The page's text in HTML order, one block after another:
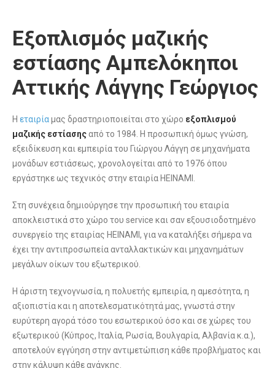
Εξοπλισμός μαζικής
εστίασης Αμπελόκηποι
Αττικής Λάγγης Γεώργιος
Η εταιρίαμας δραστηριοποιείται στο χώρο εξοπλισμού
μαζικής εστίασηςαπό το 1984. Η προσωπική όμως γνώση,
εξειδίκευση και εμπειρία του Γιώργου Λάγγη σε μηχανήματα
μονάδων εστιάσεως, χρονολογείται από το 1976 όπου
εργάστηκε ως τεχνικός στην εταιρία HEINAMI.
Στη συνέχεια δημιούργησε την προσωπική του εταιρία
αποκλειστικά στο χώρο του service και σαν εξουσιοδοτημένο
συνεργείο της εταιρίας HEINAMI, για να καταλήξει σήμερα να
έχει την αντιπροσωπεία ανταλλακτικών και μηχανημάτων
μεγάλων οίκων του εξωτερικού.
Η άριστη τεχνογνωσία, η πολυετής εμπειρία, η αμεσότητα, η
αξιοπιστία και η αποτελεσματικότητά μας, γνωστά στην
ευρύτερη αγορά τόσο του εσωτερικού όσο και σε χώρες του
εξωτερικού (Κύπρος, Ιταλία, Ρωσία, Βουλγαρία, Αλβανία κ.α.),
αποτελούν εγγύηση στην αντιμετώπιση κάθε προβλήματος και
στην κάλυψη κάθε ανάγκης.